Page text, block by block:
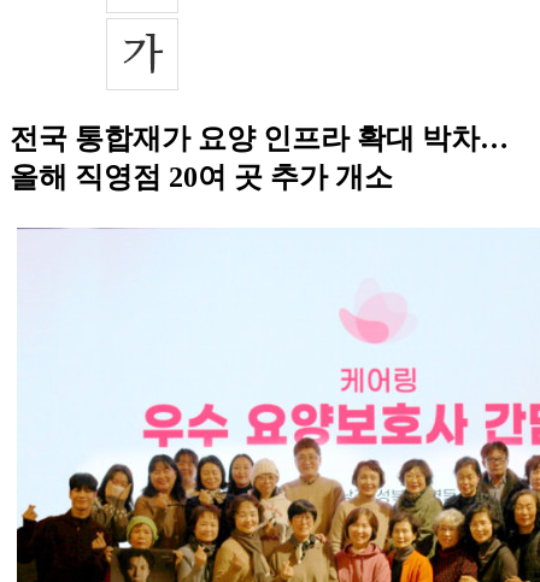
전국 통합재가 요양 인프라 확대 박차…
올해 직영점 20여 곳 추가 개소